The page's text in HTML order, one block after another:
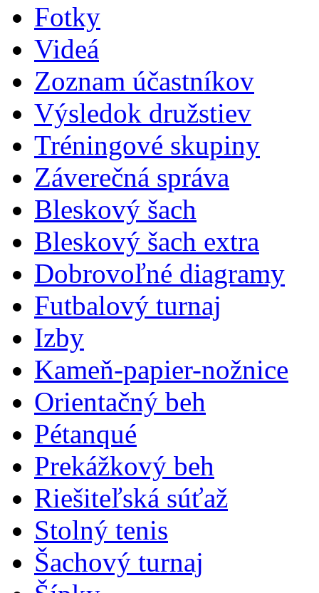
Fotky
Videá
Zoznam účastníkov
Výsledok družstiev
Tréningové skupiny
Záverečná správa
Bleskový šach
Bleskový šach extra
Dobrovoľné diagramy
Futbalový turnaj
Izby
Kameň-papier-nožnice
Orientačný beh
Pétanqué
Prekážkový beh
Riešiteľská súťaž
Stolný tenis
Šachový turnaj